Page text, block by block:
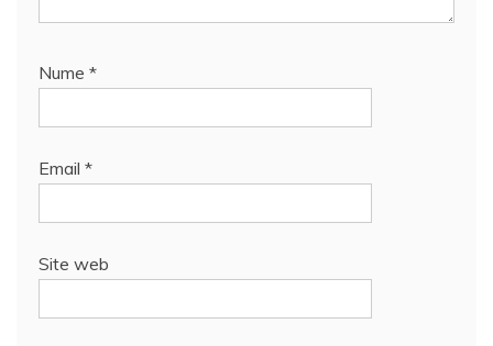
Nume *
Email *
Site web